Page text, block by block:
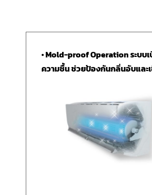
• Mold-proof Operation ระบบเ
ความชื้น ช่วยป้องกันกลิ่นอับและ